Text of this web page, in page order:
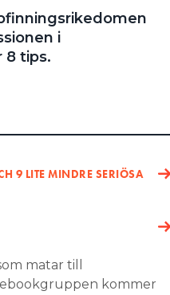
i
8 tips.
9 LITE MINDRE SERIÖSA
matar till
kommer